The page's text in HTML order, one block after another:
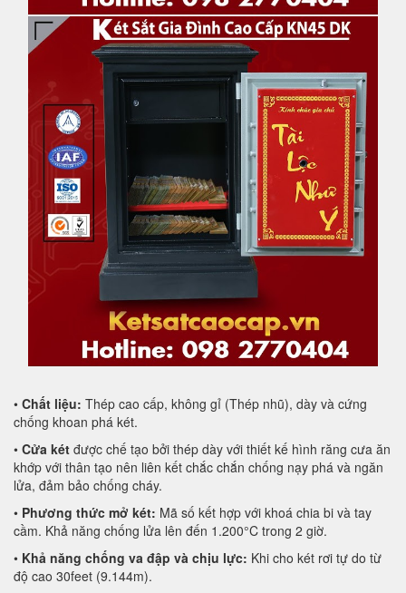
• Chất liệu: Thép cao cấp, không gỉ (Thép nhũ), dày và cứng
chống khoan phá két.
• Cửa két được chế tạo bởi thép dày với thiết kế hình răng cưa ăn
khớp với thân tạo nên liên kết chắc chắn chống nạy phá và ngăn
lửa, đảm bảo chống cháy.
• Phương thức mở két: Mã số kết hợp với khoá chia bi và tay
cầm. Khả năng chống lửa lên đến 1.200°C trong 2 giờ.
• Khả năng chống va đập và chịu lực: Khi cho két rơi tự do từ
độ cao 30feet (9.144m).